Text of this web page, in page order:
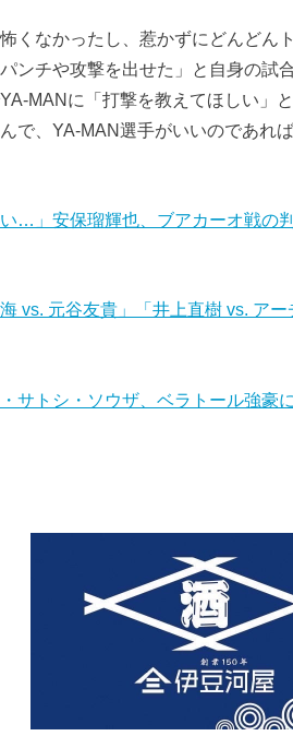
くなかったし、惹かずにどんどん
ンチや攻撃を出せた」と自身の試
MANに「打撃を教えてほしい」
で、YA-MAN選手がいいのであれ
…」安保瑠輝也、ブアカーオ戦の
vs. 元谷友貴」「井上直樹 vs. ア
サトシ・ソウザ、ベラトール強